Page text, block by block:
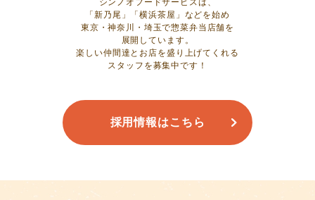
「新乃尾」「横浜茶屋」などを始め
東京・神奈川・埼玉で惣菜弁当店舗を
展開しています。
楽しい仲間達とお店を盛り上げてくれる
スタッフを募集中です！
採用情報はこちら